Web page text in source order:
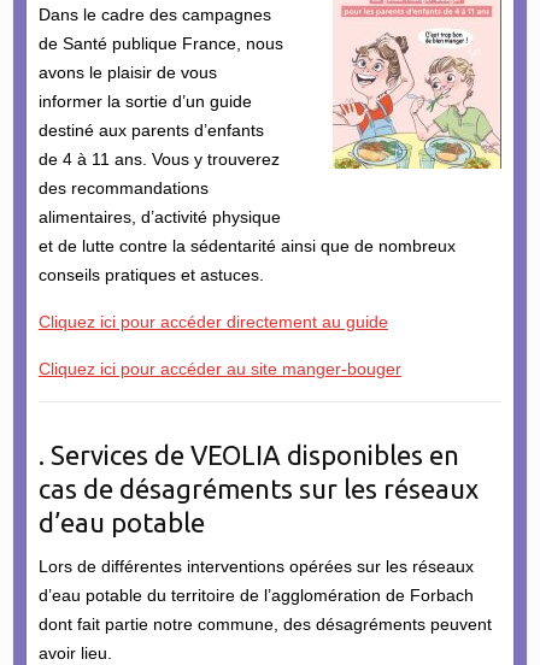
Dans le cadre des campagnes
de Santé publique France, nous
avons le plaisir de vous
informer la sortie d’un guide
destiné aux parents d’enfants
de 4 à 11 ans. Vous y trouverez
des recommandations
alimentaires, d’activité physique
et de lutte contre la sédentarité ainsi que de nombreux
conseils pratiques et astuces.
Cliquez ici pour accéder directement au guide
Cliquez ici pour accéder au site manger-bouger
. Services de VEOLIA disponibles en
cas de désagréments sur les réseaux
d’eau potable
Lors de différentes interventions opérées sur les réseaux
d’eau potable du territoire de l’agglomération de Forbach
dont fait partie notre commune, des désagréments peuvent
avoir lieu.